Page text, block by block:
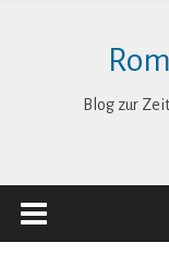
Blog zur